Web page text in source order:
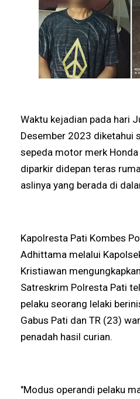
Waktu kejadian pada hari
Desember 2023 diketahui
sepeda motor merk
diparkir didepan teras
aslinya yang berada di
Kapolresta Pati Kombes
Adhittama melalui
Kristiawan
Satreskrim Polresta Pati
pelaku seorang lelaki
Gabus Pati dan TR (23)
penadah hasil curian.
"Modus operandi pelaku